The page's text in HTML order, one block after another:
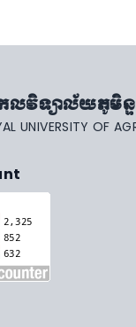
លវិទ្យាល័យភូមិន្
UNIVERSITY OF